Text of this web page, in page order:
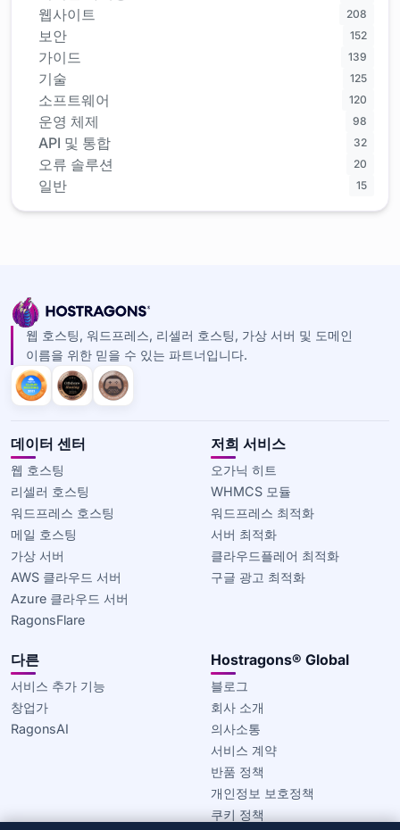
웹사이트 208
보안 152
가이드 139
기술 125
소프트웨어 120
운영 체제 98
API 및 통합 32
오류 솔루션 20
일반 15
웹 호스팅, 워드프레스, 리셀러 호스팅, 가상 서버 및 도메인
이름을 위한 믿을 수 있는 파트너입니다.
데이터 센터
웹 호스팅
리셀러 호스팅
워드프레스 호스팅
메일 호스팅
가상 서버
AWS 클라우드 서버
Azure 클라우드 서버
RagonsFlare
저희 서비스
오가닉 히트
WHMCS 모듈
워드프레스 최적화
서버 최적화
클라우드플레어 최적화
구글 광고 최적화
다른
서비스 추가 기능
창업가
RagonsAI
Hostragons® Global
블로그
회사 소개
의사소통
서비스 계약
반품 정책
개인정보 보호정책
쿠키 정책